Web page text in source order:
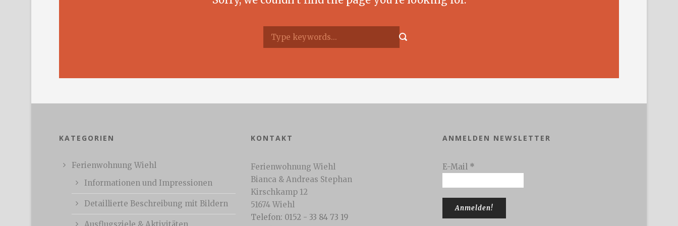
KATEGORIEN
Ferienwohnung Wiehl
Informationen und Impressionen
Detaillierte Beschreibung mit Bildern
KONTAKT
Ferienwohnung Wiehl
Bianca & Andreas Stephan
Kirschkamp 12
51674 Wiehl
Telefon: 0152 - 33 84 73 19
ANMELDEN NEWSLETTER
E-Mail *